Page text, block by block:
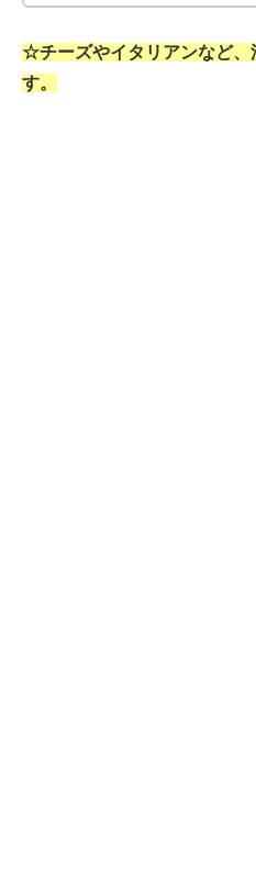
☆チーズやイタリアンなど、
す。